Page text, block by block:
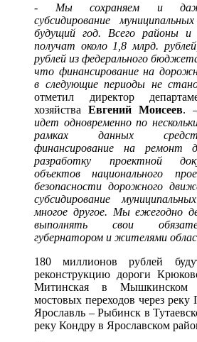
- Мы сохраняем и даже
субсидирование
будущий год. Всего районы и
получат около 1,8 млрд.
рублей из федерального
что финансирование на
в следующие периоды не
отметил директор
хозяйства Евгений Моисеев.
идет одновременно по
рамках данных
финансирование на ремонт
разработку проектной
объектов национального
безопасности дорожного
субсидирование
многое другое. Мы ежегодно
выполнять свои
губернатором и жителями
180 миллионов рублей
реконструкцию дороги
Митинская в Мышкинском
мостовых переходов через реку
Ярославль – Рыбинск в
реку Кондру в Ярославском